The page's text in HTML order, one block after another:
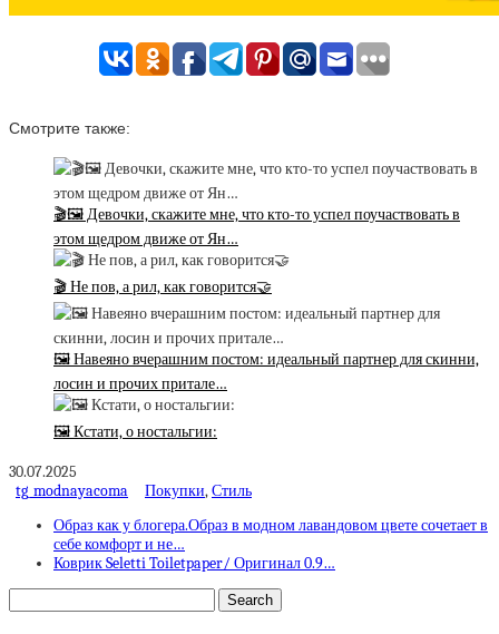
Смотрите также:
🎬🖼 Девочки, скажите мне, что кто-то успел поучаствовать в
этом щедром движе от Ян…
🎬 Не пов, а рил, как говорится🤝
🖼 Навеяно вчерашним постом: идеальный партнер для скинни,
лосин и прочих притале…
🖼 Кстати, о ностальгии:
30.07.2025
tg_modnayacoma
Покупки,Стиль
Образ как у блогера.Образ в модном лавандовом цвете сочетает в
себе комфорт и не…
Коврик Seletti Toiletpaper/ Оригинал 0.9…